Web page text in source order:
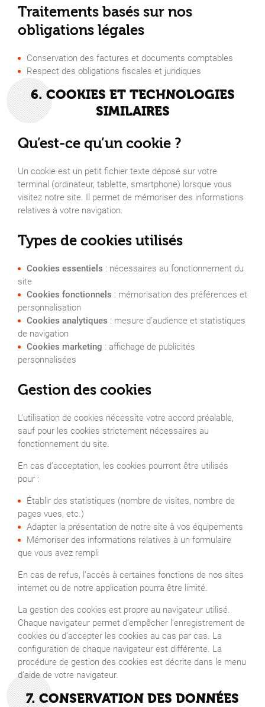
Traitements basés sur nos
obligations légales
Conservation des factures et documents comptables
Respect des obligations fiscales et juridiques
6. COOKIES ET TECHNOLOGIES
SIMILAIRES
Qu’est-ce qu’un cookie ?
Un cookie est un petit fichier texte déposé sur votre
terminal (ordinateur, tablette, smartphone) lorsque vous
visitez notre site. Il permet de mémoriser des informations
relatives à votre navigation.
Types de cookies utilisés
Cookies essentiels : nécessaires au fonctionnement du
site
Cookies fonctionnels : mémorisation des préférences et
personnalisation
Cookies analytiques : mesure d’audience et statistiques
de navigation
Cookies marketing : affichage de publicités
personnalisées
Gestion des cookies
L’utilisation de cookies nécessite votre accord préalable,
sauf pour les cookies strictement nécessaires au
fonctionnement du site.
En cas d’acceptation, les cookies pourront être utilisés
pour :
Établir des statistiques (nombre de visites, nombre de
pages vues, etc.)
Adapter la présentation de notre site à vos équipements
Mémoriser des informations relatives à un formulaire
que vous avez rempli
En cas de refus, l’accès à certaines fonctions de nos sites
internet ou de notre application pourra être limité.
La gestion des cookies est propre au navigateur utilisé.
Chaque navigateur permet d’empêcher l’enregistrement de
cookies ou d’accepter les cookies au cas par cas. La
configuration de chaque navigateur est différente. La
procédure de gestion des cookies est décrite dans le menu
d’aide de votre navigateur.
7. CONSERVATION DES DONNÉES